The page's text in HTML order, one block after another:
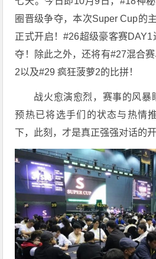
圈晋级争夺，本次Super Cup的
正式开启！#26超级豪客赛
夺！除此之外，还将有#27混合
2以及#29 疯狂菠萝2的比拼！
战火愈演愈烈，赛事的风暴
预热已将选手们的状态与热情
下，此刻，才是真正强强对话的开